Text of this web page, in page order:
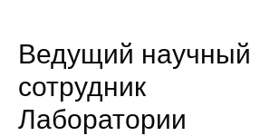
О нас
Об институте
Ведущий научный
сотрудник
Лаборатории